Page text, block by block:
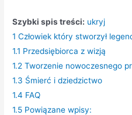
Szybki spis treści: ukryj
1 Człowiek który stworzył
1.1 Przedsiębiorca z wizją
1.2 Tworzenie nowoczesnego
1.3 Śmierć i dziedzictwo
1.4 FAQ
1.5 Powiązane wpisy: